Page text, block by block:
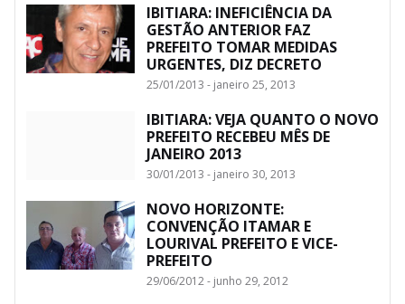
IBITIARA: INEFICIÊNCIA DA
GESTÃO ANTERIOR FAZ
PREFEITO TOMAR MEDIDAS
URGENTES, DIZ DECRETO
25/01/2013 - janeiro 25, 2013
IBITIARA: VEJA QUANTO O NOVO
PREFEITO RECEBEU MÊS DE
JANEIRO 2013
30/01/2013 - janeiro 30, 2013
NOVO HORIZONTE:
CONVENÇÃO ITAMAR E
LOURIVAL PREFEITO E VICE-
PREFEITO
29/06/2012 - junho 29, 2012